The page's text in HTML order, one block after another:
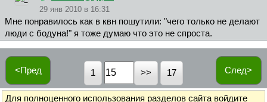
29 янв 2010 в 16:31
Мне понравилось как в квн пошутили: "чего только не делают
люди с бодуна!" я тоже думаю что это не спроста.
<Пред След>
1 17
Для полноценного использования разделов сайта войдите